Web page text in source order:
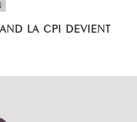
LA CPI DEVIENT